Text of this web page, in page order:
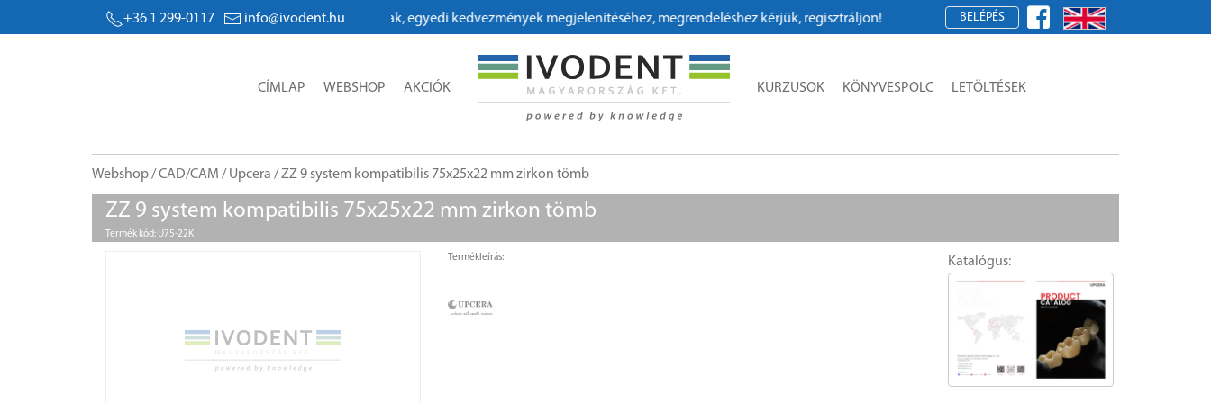
+36 1 299-0117 info@ivodent.hu Árak, egyedi kedvezmények megjelenítéséhez, megrendeléshez kérjük, regisztráljon! BELÉPÉS
CÍMLAP WEBSHOP AKCIÓK KURZUSOK KÖNYVESPOLC LETÖLTÉSEK
Webshop/CAD/CAM / Upcera / ZZ 9 system kompatibilis 75x25x22 mm zirkon tömb
ZZ 9 system kompatibilis 75x25x22 mm zirkon tömb
Termék kód: U75-22K
Termékleírás: Katalógus: